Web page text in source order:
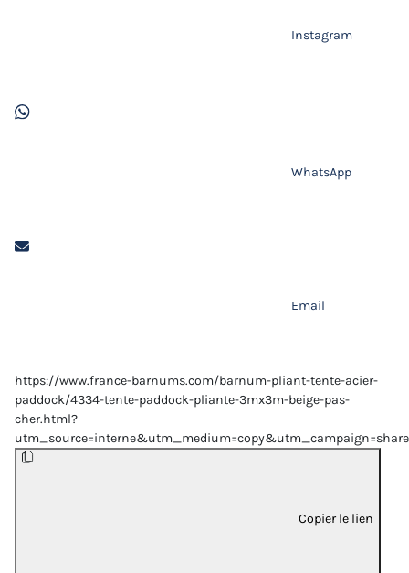
Instagram
WhatsApp
Email
https://www.france-barnums.com/barnum-pliant-tente-acier-
paddock/4334-tente-paddock-pliante-3mx3m-beige-pas-
cher.html?
Copier le lien